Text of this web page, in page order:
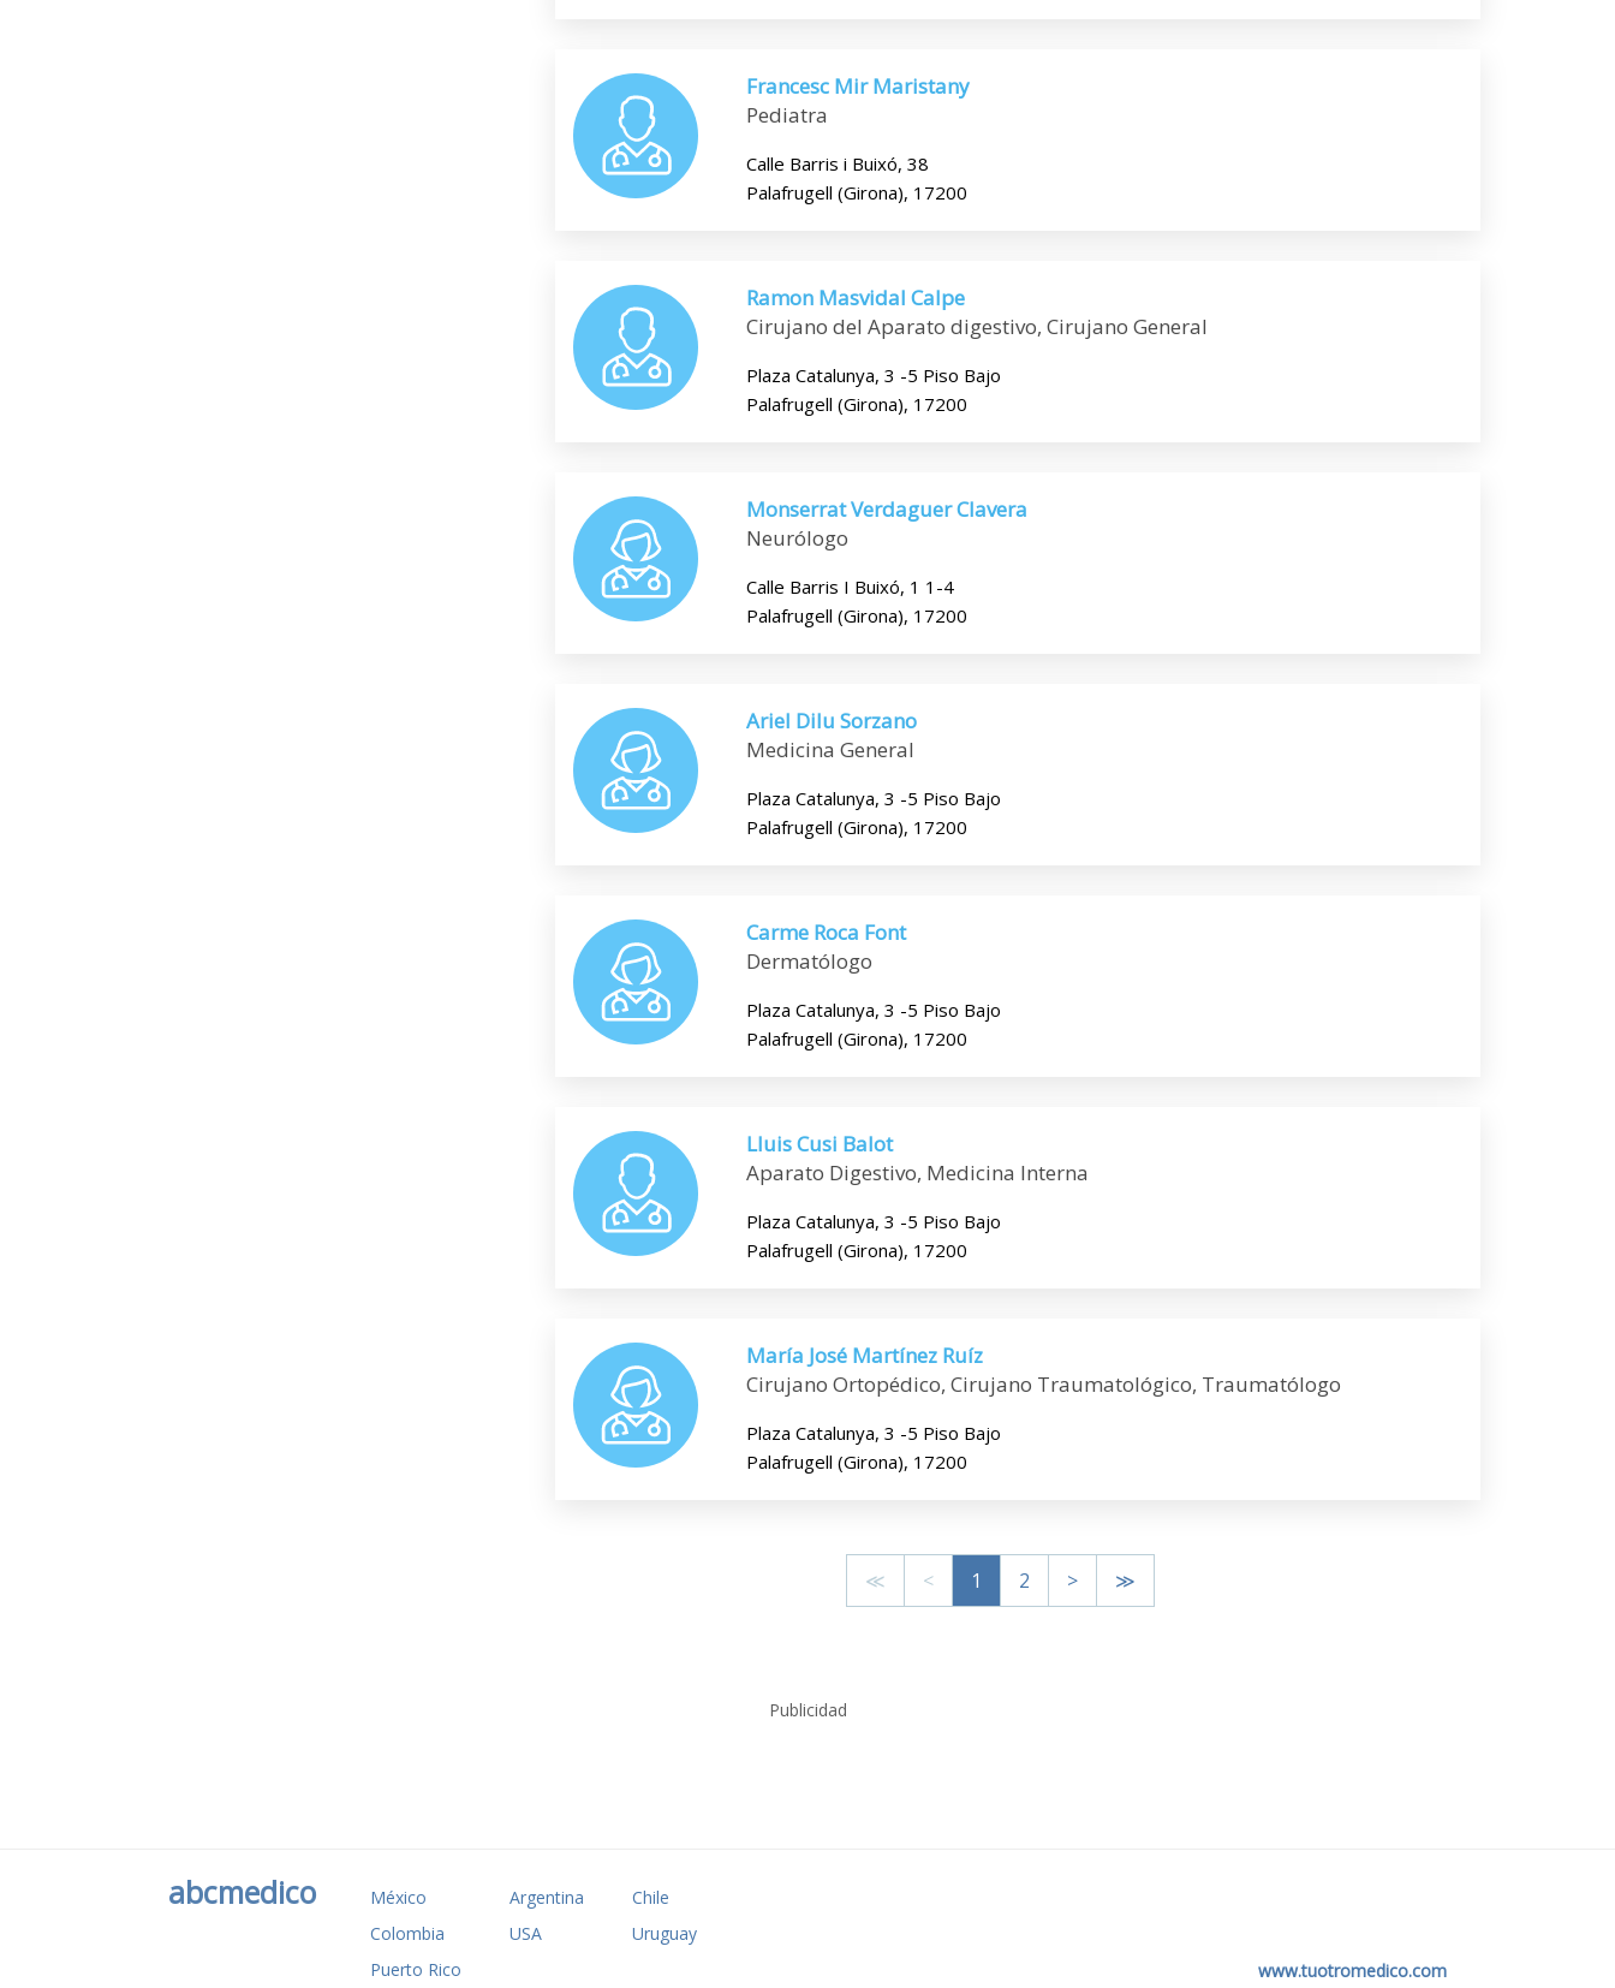
Francesc Mir Maristany
Pediatra
Calle Barris i Buixó, 38
Palafrugell (Girona), 17200
Ramon Masvidal Calpe
Cirujano del Aparato digestivo, Cirujano General
Plaza Catalunya, 3 -5 Piso Bajo
Palafrugell (Girona), 17200
Monserrat Verdaguer Clavera
Neurólogo
Calle Barris I Buixó, 1 1-4
Palafrugell (Girona), 17200
Ariel Dilu Sorzano
Medicina General
Plaza Catalunya, 3 -5 Piso Bajo
Palafrugell (Girona), 17200
Carme Roca Font
Dermatólogo
Plaza Catalunya, 3 -5 Piso Bajo
Palafrugell (Girona), 17200
Lluis Cusi Balot
Aparato Digestivo, Medicina Interna
Plaza Catalunya, 3 -5 Piso Bajo
Palafrugell (Girona), 17200
María José Martínez Ruíz
Cirujano Ortopédico, Cirujano Traumatológico, Traumatólogo
Plaza Catalunya, 3 -5 Piso Bajo
Palafrugell (Girona), 17200
≪ < 1 2 > ≫
Publicidad
abcmedico México Argentina
Chile
Colombia
USA
Uruguay
Puerto Rico
www.tuotromedico.com